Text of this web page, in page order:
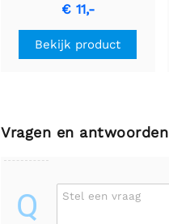
€ 11,-
Bekijk product
Vragen en antwoorden
Q Stel een vraag